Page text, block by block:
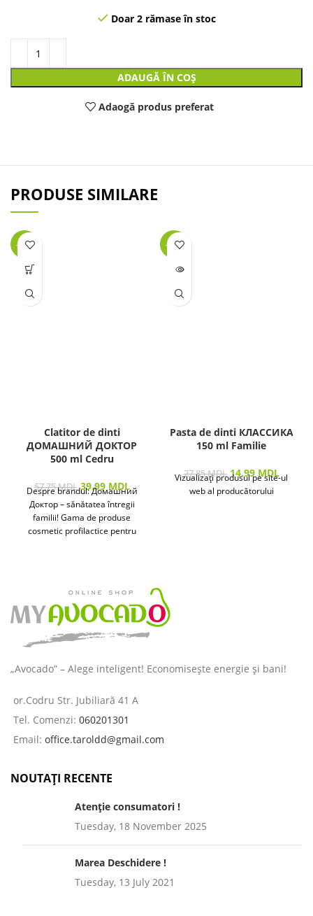
Doar 2 rămase în stoc
ADAUGĂ ÎN COȘ
Adaogă produs preferat
PRODUSE SIMILARE
-31%
Clatitor de dinti
ДОМАШНИЙ ДОКТОР
500 ml Cedru
57.75MDL 39.99 MDL
Despre brandul: Домашний
Доктор – sănătatea întregii
familii! Gama de produse
cosmetic profilactice pentru
-46%
LIPSĂ
Pasta de dinti КЛАССИКА
150 ml Familie
27.85MDL 14.99 MDL
Vizualizați produsul pe site-ul
web al producătorului
„Avocado” – Alege inteligent! Economisește energie și bani!
or.Codru Str. Jubiliară 41 A
Tel. Comenzi: 060201301
Email: office.taroldd@gmail.com
NOUTAȚI RECENTE
Atenție consumatori !
Tuesday, 18 November 2025
Marea Deschidere !
Tuesday, 13 July 2021